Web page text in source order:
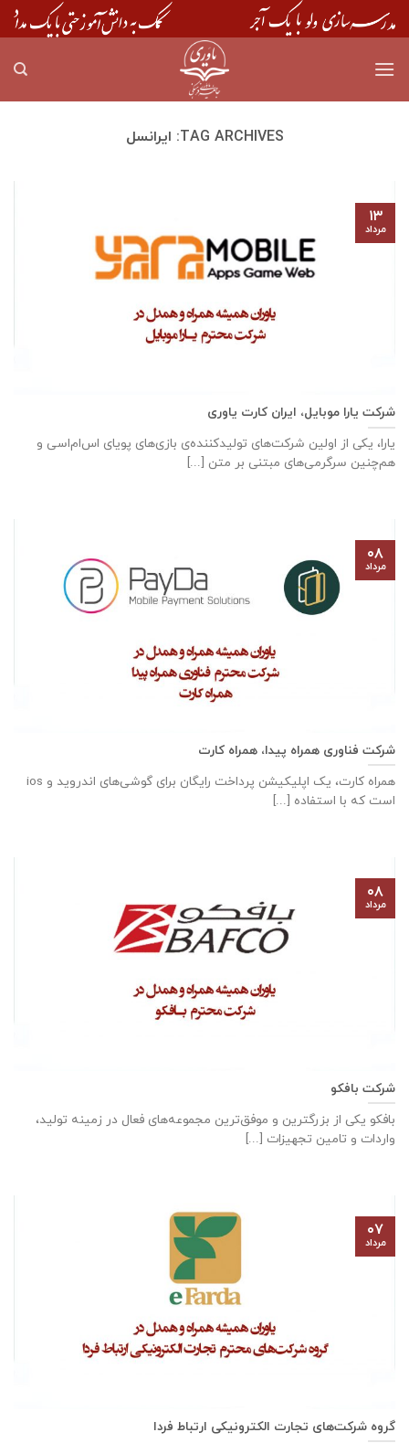
Skip
to
TAG ARCHIVES: ایرانسل
شرکت یارا موبایل، ایران کارت یاوری
یارا، یکی از اولین شرکت‌های تولیدکننده‌ی بازی‌های پویای اس‌ام‌اسی و
هم‌چنین سرگرمی‌های مبتنی بر متن [...]
۱۳
مرداد
شرکت فناوری همراه پیدا، همراه کارت
همراه کارت، یک اپلیکیشن پرداخت رایگان برای گوشی‌های اندروید و ios
است که با استفاده [...]
۰۸
مرداد
شرکت بافکو
بافکو یکی از بزرگترین و موفق‌ترین مجموعه‌های فعال در زمینه تولید،
واردات و تامین تجهیزات [...]
۰۸
مرداد
گروه شرکت‌های تجارت الکترونیکی ارتباط فردا
۰۷
مرداد